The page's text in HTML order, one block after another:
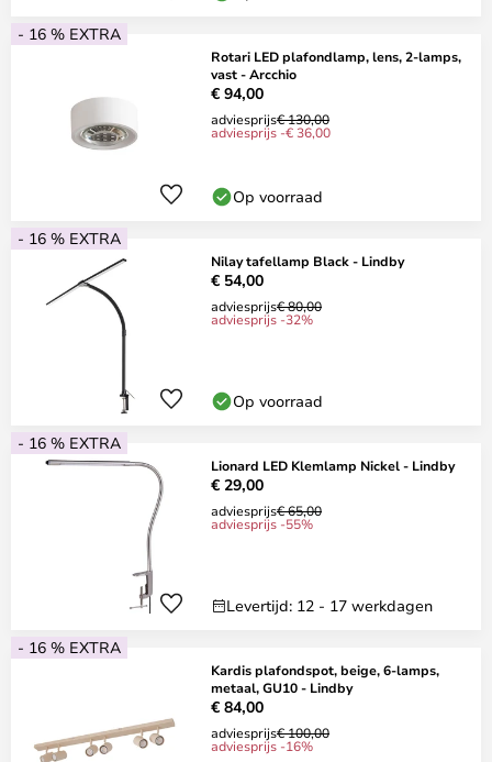
- 16 % EXTRA
Rotari LED plafondlamp, lens, 2-lamps,
vast - Arcchio
€ 94,00
adviesprijs€ 130,00
adviesprijs -€ 36,00
Op voorraad
- 16 % EXTRA
Nilay tafellamp Black - Lindby
€ 54,00
adviesprijs€ 80,00
adviesprijs -32%
Op voorraad
- 16 % EXTRA
Lionard LED Klemlamp Nickel - Lindby
€ 29,00
adviesprijs€ 65,00
adviesprijs -55%
Levertijd: 12 - 17 werkdagen
- 16 % EXTRA
Kardis plafondspot, beige, 6-lamps,
metaal, GU10 - Lindby
€ 84,00
adviesprijs€ 100,00
adviesprijs -16%